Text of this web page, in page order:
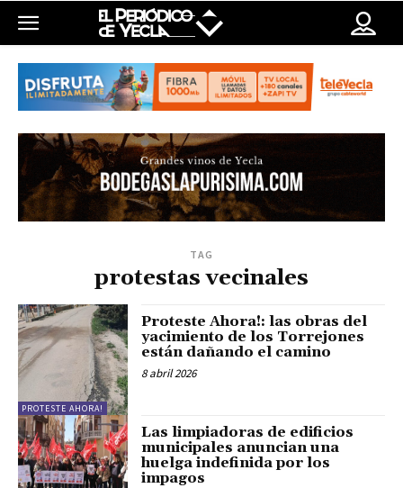
TAG
protestas vecinales
PROTESTE AHORA!
Proteste Ahora!: las obras del
yacimiento de los Torrejones
están dañando el camino
8 abril 2026
Las limpiadoras de edificios
municipales anuncian una
huelga indefinida por los
impagos